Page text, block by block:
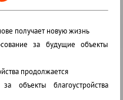
получает новую жизнь
за будущие объекты
продолжается
объекты благоустройства